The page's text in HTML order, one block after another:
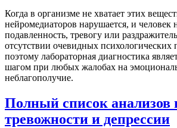
Когда в организме не хватает этих
нейромедиаторов нарушается, и человек
подавленность, тревогу или
отсутствии очевидных
поэтому лабораторная диагностика
шагом при любых жалобах на
неблагополучие.
Полный список анализов
тревожности и депрессии